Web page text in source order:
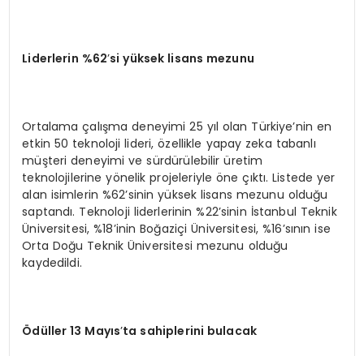
Liderlerin %62’si yüksek lisans mezunu
Ortalama çalışma deneyimi 25 yıl olan Türkiye’nin en
etkin 50 teknoloji lideri, özellikle yapay zeka tabanlı
müşteri deneyimi ve sürdürülebilir üretim
teknolojilerine yönelik projeleriyle öne çıktı. Listede yer
alan isimlerin %62’sinin yüksek lisans mezunu olduğu
saptandı. Teknoloji liderlerinin %22’sinin İstanbul Teknik
Üniversitesi, %18’inin Boğaziçi Üniversitesi, %16’sının ise
Orta Doğu Teknik Üniversitesi mezunu olduğu
kaydedildi.
Ödüller 13 Mayıs’ta sahiplerini bulacak